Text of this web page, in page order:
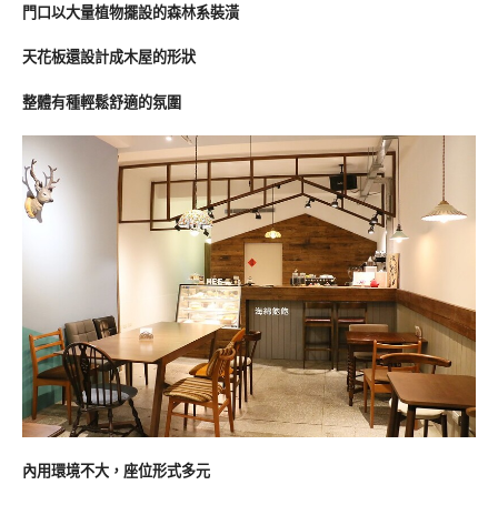
門口以大量植物擺設的森林系裝潢
天花板還設計成木屋的形狀
整體有種輕鬆舒適的氛圍
內用環境不大，座位形式多元